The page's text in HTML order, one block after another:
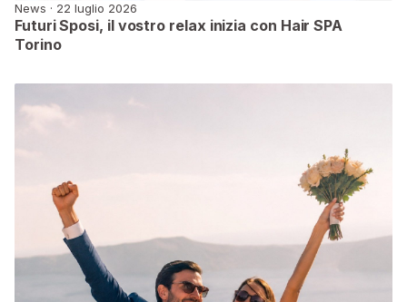
News · 22 luglio 2026
Futuri Sposi, il vostro relax inizia con Hair SPA
Torino